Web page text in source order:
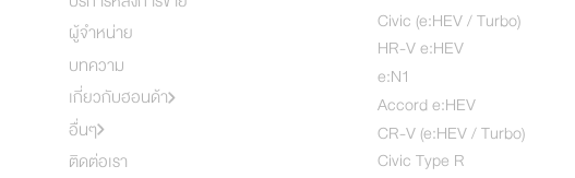
ผู้จำหน่าย
บทความ
เกี่ยวกับฮอนด้า
อื่นๆ
ติดต่อเรา
Civic (e:HEV / Turbo)
HR-V e:HEV
e:N1
Accord e:HEV
CR-V (e:HEV / Turbo)
Civic Type R